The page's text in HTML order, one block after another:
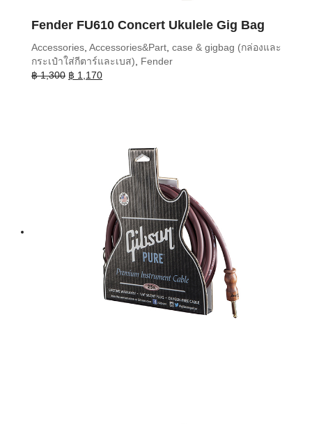
Fender FU610 Concert Ukulele Gig Bag
Accessories, Accessories&Part, case & gigbag (กล่องและ
กระเป๋าใส่กีตาร์และเบส), Fender
฿1,300 Original
฿ 1,170Current